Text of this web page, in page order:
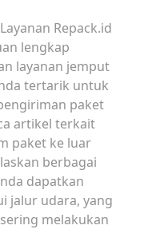
Repack.id
lengkap
layanan jemput
tertarik untuk
paket
artikel terkait
paket ke luar
berbagai
dapatkan
jalur udara, yang
melakukan